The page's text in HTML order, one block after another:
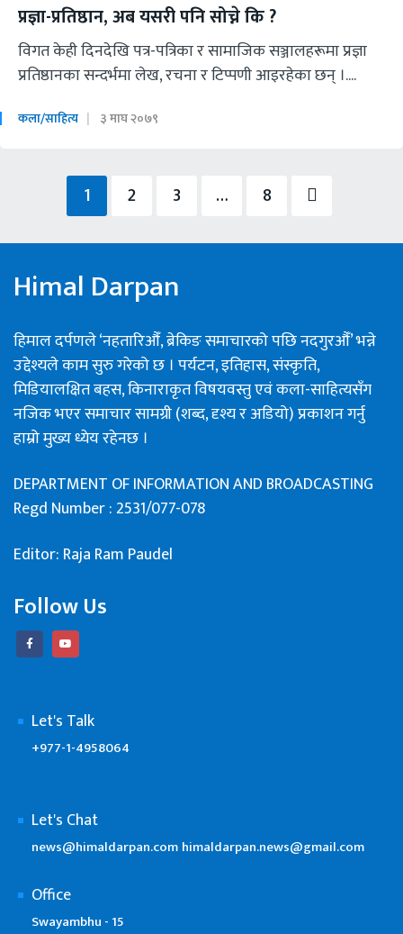
प्रज्ञा-प्रतिष्ठान, अब यसरी पनि सोच्ने कि ?
विगत केही दिनदेखि पत्र-पत्रिका र सामाजिक सञ्जालहरूमा प्रज्ञा
प्रतिष्ठानका सन्दर्भमा लेख, रचना र टिप्पणी आइरहेका छन् ।....
कला/साहित्य ३ माघ २०७९
1 2 3 … 8
Himal Darpan
हिमाल दर्पणले ‘नहतारिऔँ, ब्रेकिङ समाचारको पछि नदगुरऔँ’ भन्ने
उद्देश्यले काम सुरु गरेको छ । पर्यटन, इतिहास, संस्कृति,
मिडियालक्षित बहस, किनाराकृत विषयवस्तु एवं कला-साहित्यसँग
नजिक भएर समाचार सामग्री (शब्द, दृश्य र अडियो) प्रकाशन गर्नु
हाम्रो मुख्य ध्येय रहेनछ ।
DEPARTMENT OF INFORMATION AND BROADCASTING
Regd Number : 2531/077-078
Editor: Raja Ram Paudel
Follow Us
Let's Talk
+977-1-4958064
Let's Chat
news@himaldarpan.com himaldarpan.news@gmail.com
Office
Swayambhu - 15